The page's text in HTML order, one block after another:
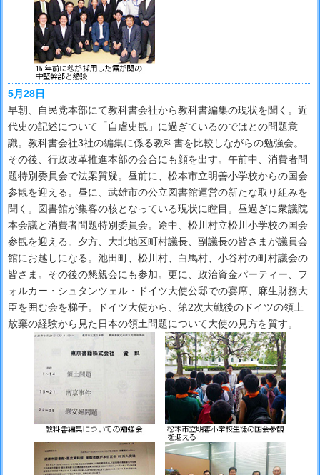
5月28日
早朝、自民党本部にて教科書会社から教科書編集の現状を聞く。近
代史の記述について「自虐史観」に過ぎているのではとの問題意
識。教科書会社3社の編集に係る教科書を比較しながらの勉強会。
その後、行政改革推進本部の会合にも顔を出す。午前中、消費者問
題特別委員会で法案質疑。昼前に、松本市立明善小学校からの国会
参観を迎える。昼に、武雄市の公立図書館運営の新たな取り組みを
聞く。図書館が集客の核となっている現状に瞠目。昼過ぎに衆議院
本会議と消費者問題特別委員会。途中、松川村立松川小学校の国会
参観を迎える。夕方、大北地区町村議長、副議長の皆さまが議員会
館にお越しになる。池田町、松川村、白馬村、小谷村の町村議会の
皆さま。その後の懇親会にも参加。更に、政治資金パーティー、フ
ォルカー・シュタンツェル・ドイツ大使公邸での宴席、麻生財務大
臣を囲む会を梯子。ドイツ大使から、第2次大戦後のドイツの領土
放棄の経験から見た日本の領土問題について大使の見方を質す。